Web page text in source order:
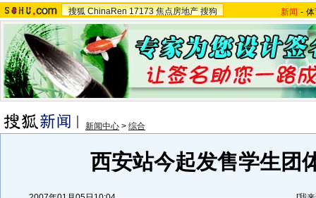
搜狐 ChinaRen 17173 焦点房地产 搜狗 新闻 -
新闻中心 > 综合
西安站今起发售学生团